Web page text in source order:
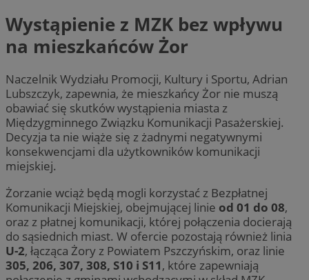
Wystąpienie z MZK bez wpływu
na mieszkańców Żor
Naczelnik Wydziału Promocji, Kultury i Sportu, Adrian
Lubszczyk, zapewnia, że mieszkańcy Żor nie muszą
obawiać się skutków wystąpienia miasta z
Międzygminnego Związku Komunikacji Pasażerskiej.
Decyzja ta nie wiąże się z żadnymi negatywnymi
konsekwencjami dla użytkowników komunikacji
miejskiej.
Żorzanie wciąż będą mogli korzystać z Bezpłatnej
Komunikacji Miejskiej, obejmującej linie od 01 do 08,
oraz z płatnej komunikacji, której połączenia docierają
do sąsiednich miast. W ofercie pozostają również linia
U-2, łącząca Żory z Powiatem Pszczyńskim, oraz linie
305, 206, 307, 308, S10 i S11, które zapewniają